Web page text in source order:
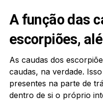
A função das
escorpiões,
As caudas dos
caudas, na verdade.
presentes na parte de
dentro de si o próprio